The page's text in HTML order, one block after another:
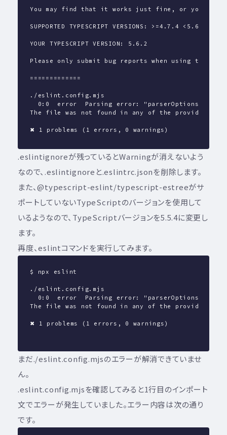
You may find that it works just fine, or you may
SUPPORTED TYPESCRIPT VERSIONS: >=4.7.4 <5.6.0
YOUR TYPESCRIPT VERSION: 5.6.2
Please only submit bug reports when using the
=============
./eslint.config.mjs
0:0  error  Parsing error:
The file was not found in any of the provided
✖ 1 problems (1 errors, 0 warnings)
.eslintignoreが残っているとWarningが消えないよう
なので、.eslintignoreと.eslintrc.jsonを削除します。
また、@typescript-eslint/typescript-estreeがサ
ポートしていないTypeScriptのバージョンを使用して
いるようなので、TypeScriptバージョンを5.5.4に変更し
ます。
再度、eslintコマンドを実行してみます。
$ npx eslint
./eslint.config.mjs
0:0  error  Parsing error:
The file was not found in any of the provided
✖ 1 problems (1 errors, 0 warnings)
まだ./eslint.config.mjsのエラーが解消できていませ
ん。
.eslint.config.mjsを確認してみると1行目のインポート
文でエラーが発生していました。エラー内容は次の通り
です。